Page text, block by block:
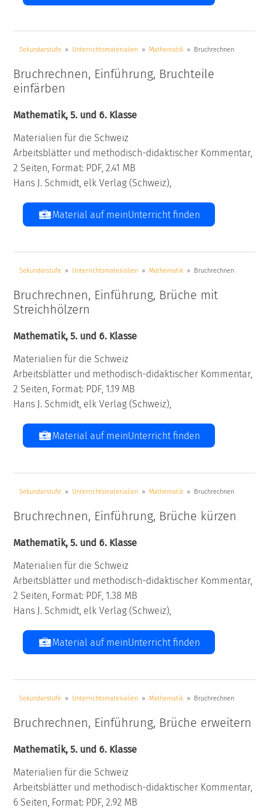
Sekundarstufe Unterrichtsmaterialien Mathematik Bruchrechnen
Bruchrechnen, Einführung, Bruchteile
einfärben
Mathematik, 5. und 6. Klasse
Materialien für die Schweiz
Arbeitsblätter und methodisch-didaktischer Kommentar,
2 Seiten, Format: PDF, 2.41 MB
Hans J. Schmidt, elk Verlag (Schweiz),
Material auf meinUnterricht finden
Sekundarstufe Unterrichtsmaterialien Mathematik Bruchrechnen
Bruchrechnen, Einführung, Brüche mit
Streichhölzern
Mathematik, 5. und 6. Klasse
Materialien für die Schweiz
Arbeitsblätter und methodisch-didaktischer Kommentar,
2 Seiten, Format: PDF, 1.19 MB
Hans J. Schmidt, elk Verlag (Schweiz),
Material auf meinUnterricht finden
Sekundarstufe Unterrichtsmaterialien Mathematik Bruchrechnen
Bruchrechnen, Einführung, Brüche kürzen
Mathematik, 5. und 6. Klasse
Materialien für die Schweiz
Arbeitsblätter und methodisch-didaktischer Kommentar,
2 Seiten, Format: PDF, 1.38 MB
Hans J. Schmidt, elk Verlag (Schweiz),
Material auf meinUnterricht finden
Sekundarstufe Unterrichtsmaterialien Mathematik Bruchrechnen
Bruchrechnen, Einführung, Brüche erweitern
Mathematik, 5. und 6. Klasse
Materialien für die Schweiz
Arbeitsblätter und methodisch-didaktischer Kommentar,
6 Seiten, Format: PDF, 2.92 MB